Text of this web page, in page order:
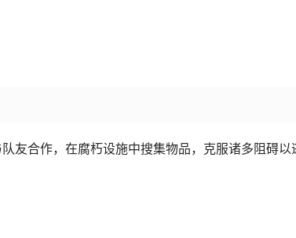
友合作，在腐朽设施中搜集物品，克服诸多阻碍以